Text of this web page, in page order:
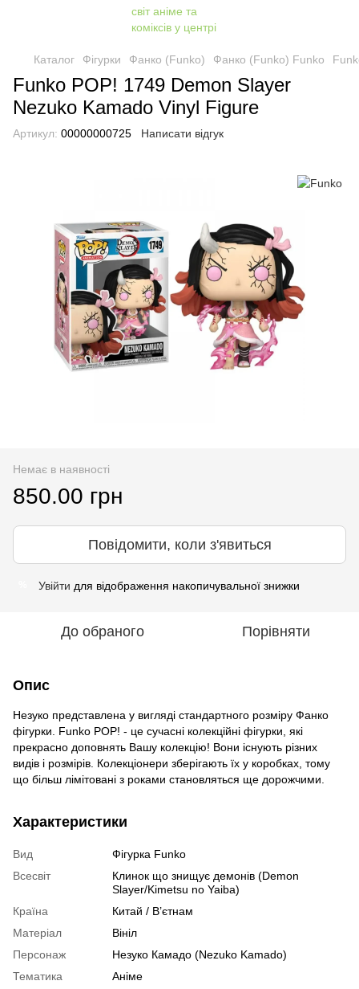
Каталог Фігурки Фанко (Funko) Фанко (Funko) Funko
Funko POP! 1749 Demon Slayer
Nezuko Kamado Vinyl Figure
Артикул: 00000000725 Написати відгук
Немає в наявності
850.00 грн
Повідомити, коли з'явиться
Увійти для відображення накопичувальної знижки
До обраного Порівняти
Опис
Незуко представлена у вигляді стандартного розміру Фанко
фігурки. Funko POP! - це сучасні колекційні фігурки, які
прекрасно доповнять Вашу колекцію! Вони існують різних
видів і розмірів. Колекціонери зберігають їх у коробках, тому
що більш лімітовані з роками становляться ще дорожчими.
Характеристики
Вид
Фігурка Funko
Всесвіт
Клинок що знищує демонів (Demon
Slayer/Kimetsu no Yaiba)
Країна
Китай / В’єтнам
Матеріал
Вініл
Персонаж
Незуко Камадо (Nezuko Kamado)
Тематика
Аніме